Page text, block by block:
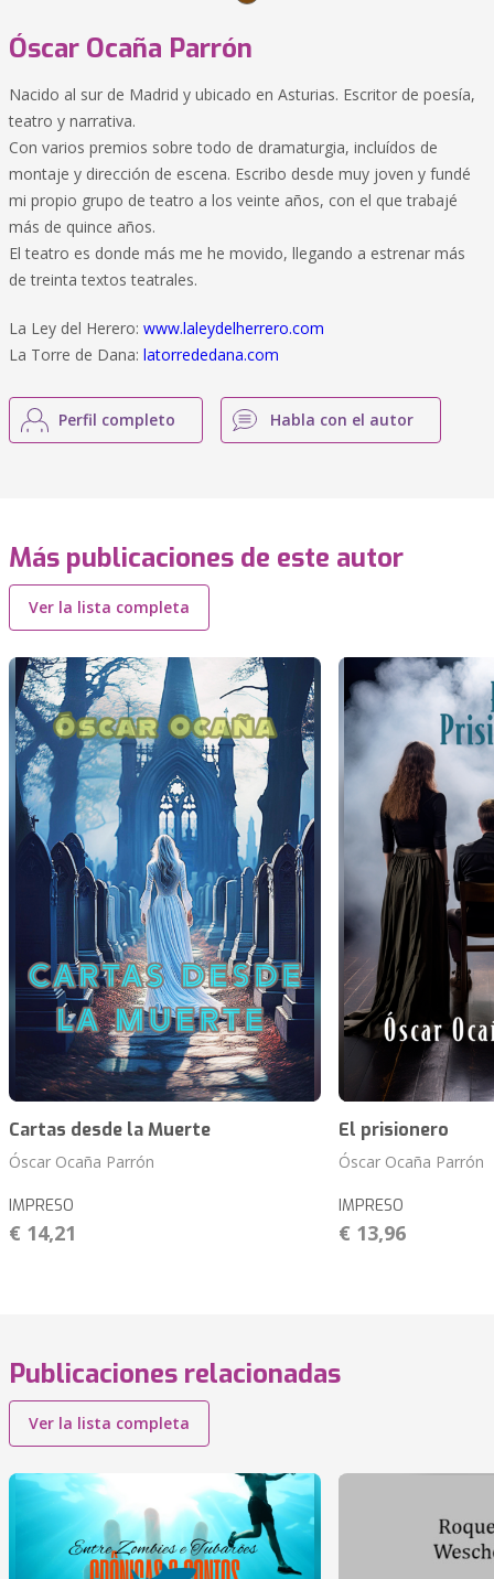
Óscar Ocaña Parrón
Nacido al sur de Madrid y ubicado en Asturias. Escritor de poesía,
teatro y narrativa.
Con varios premios sobre todo de dramaturgia, incluídos de
montaje y dirección de escena. Escribo desde muy joven y fundé
mi propio grupo de teatro a los veinte años, con el que trabajé
más de quince años.
El teatro es donde más me he movido, llegando a estrenar más
de treinta textos teatrales.
La Ley del Herero: www.laleydelherrero.com
La Torre de Dana: latorrededana.com
Perfil completo Habla con el autor
Más publicaciones de este autor
Ver la lista completa
Cartas desde la Muerte
Óscar Ocaña Parrón
IMPRESO
€ 14,21
El prisionero
Óscar Ocaña Parrón
IMPRESO
€ 13,96
Publicaciones relacionadas
Ver la lista completa